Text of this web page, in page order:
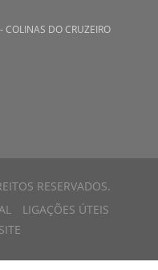
COLINAS DO CRUZEIRO
RESERVADOS.
LIGAÇÕES ÚTEIS